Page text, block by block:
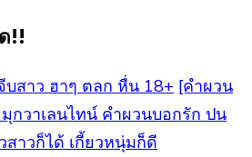
!!
[คำผวน
มุกวาเลนไทน์ คำผวนบอกรัก ปน
สาวก็ได้ เกี้ยวหนุ่มก็ดี